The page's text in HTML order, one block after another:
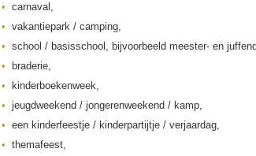
carnaval,
vakantiepark / camping,
school / basisschool, bijvoorbeeld meester- en
braderie,
kinderboekenweek,
jeugdweekend / jongerenweekend / kamp,
een kinderfeestje / kinderpartijtje / verjaardag,
themafeest,